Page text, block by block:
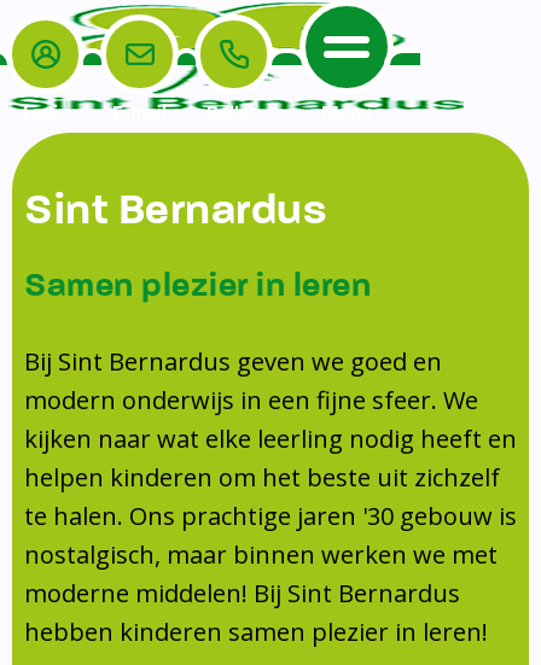
Home
De School
Veiligheidsplan
Onderwijs
Leerlingenraad
Leerlingenzorg
Doorstroomtoets
Jeugdprofessional op school
Centrum Jeugd en Gezin
Schoollogopedie
schoolondersteuningsprofiel
Schooltijden
Absentie
Vakanties
Aanmelden
Het Team
Ouders
Ouders
TussenSchoolse Opvang (TSO)
Ouderraad (OR)
Medezeggenschapsraad (MR)
Formulieren
Klachtenregeling
Contact
Login E-mail Bellen Menu
Sint Bernardus
Samen plezier in leren
Bij Sint Bernardus geven we goed en
modern onderwijs in een fijne sfeer. We
kijken naar wat elke leerling nodig heeft en
helpen kinderen om het beste uit zichzelf
te halen. Ons prachtige jaren '30 gebouw is
nostalgisch, maar binnen werken we met
moderne middelen! Bij Sint Bernardus
hebben kinderen samen plezier in leren!